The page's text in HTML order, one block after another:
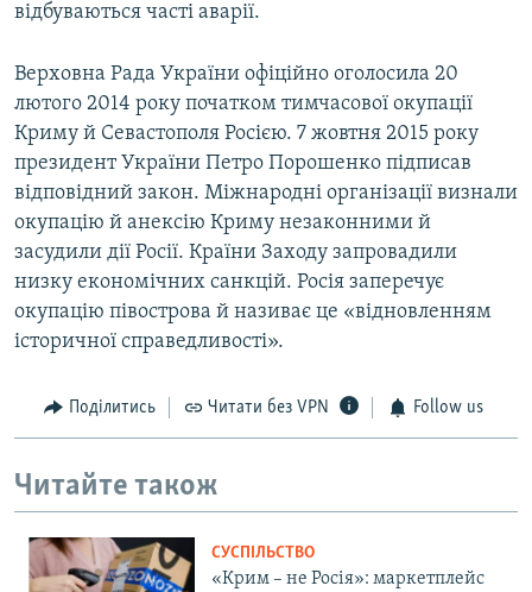
відбуваються часті аварії.
Верховна Рада України офіційно оголосила 20
лютого 2014 року початком тимчасової окупації
Криму й Севастополя Росією. 7 жовтня 2015 року
президент України Петро Порошенко підписав
відповідний закон. Міжнародні організації визнали
окупацію й анексію Криму незаконними й
засудили дії Росії. Країни Заходу запровадили
низку економічних санкцій. Росія заперечує
окупацію півострова й називає це «відновленням
історичної справедливості».
Поділитись Читати без VPN Follow us
Читайте також
СУСПІЛЬСТВО
«Крим – не Росія»: маркетплейс